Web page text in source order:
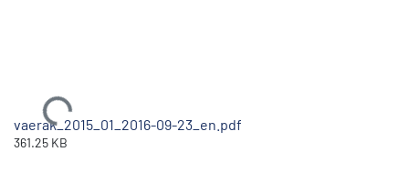
Ladataan...
vaerak_2015_01_2016-09-23_en.pdf
361.25 KB